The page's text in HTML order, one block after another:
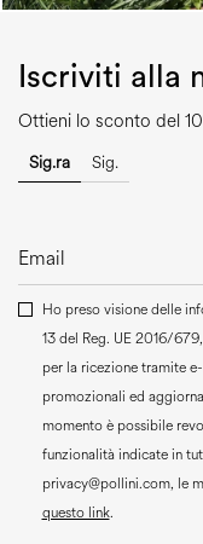
Iscriviti alla
Ottieni lo sconto del
Sig.ra Sig.
Ho preso visione delle
13 del Reg. UE 2016/
per la ricezione tramite
promozionali ed
momento è possibile
funzionalità indicate in
privacy@pollini.com, le
questo link.